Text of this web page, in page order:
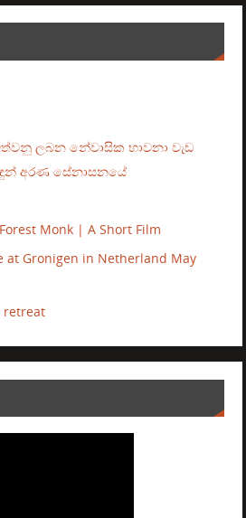
ලබන නේවාසික භාවනා වැඩ
අරණ සේනාසනයේ
Monk | A Short Film
at Gronigen in Netherland May
retreat